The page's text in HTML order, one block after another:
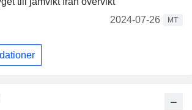
2024-07-26
MT